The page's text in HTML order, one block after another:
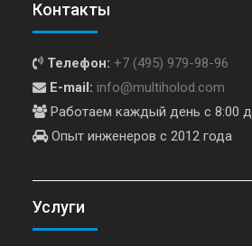
Контакты
Телефон: +7 (495) 979-98-96
E-mail: info@multiholod.com
Работаем каждый день с 8:00
Опыт инженеров с 2012 года
Услуги